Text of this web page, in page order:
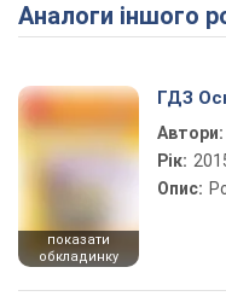
Аналоги іншого
показати
обкладинку
ГДЗ
Автори:
Рік:
Опис: